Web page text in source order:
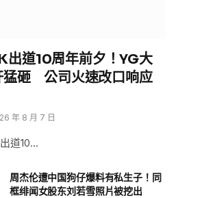
道10周年前夕！YG大
猛砸 公司火速改口响应
年 8 月 7 日
道10…
周杰伦遭中国狗仔爆料有私生子！同
框绯闻女股东刘若雪照片被挖出